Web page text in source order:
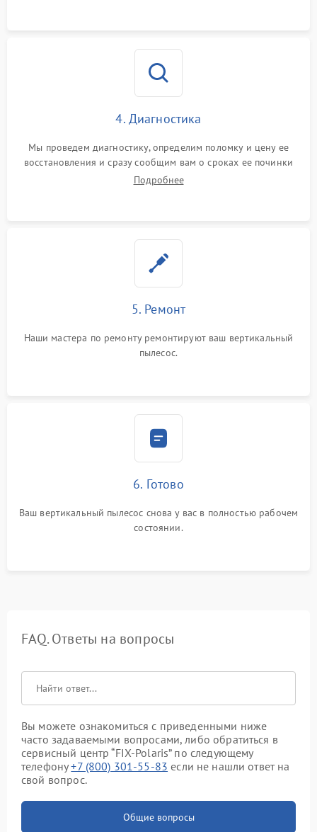
4. Диагностика
Мы проведем диагностику, определим поломку и цену ее
восстановления и сразу сообщим вам о сроках ее починки
Подробнее
5. Ремонт
Наши мастера по ремонту ремонтируют ваш вертикальный
пылесос.
6. Готово
Ваш вертикальный пылесос снова у вас в полностью рабочем
состоянии.
FAQ. Ответы на вопросы
Вы можете ознакомиться с приведенными ниже
часто задаваемыми вопросами, либо обратиться в
сервисный центр “FIX-Polaris” по следующему
телефону+7 (800) 301-55-83 если не нашли ответ на
свой вопрос.
Общие вопросы